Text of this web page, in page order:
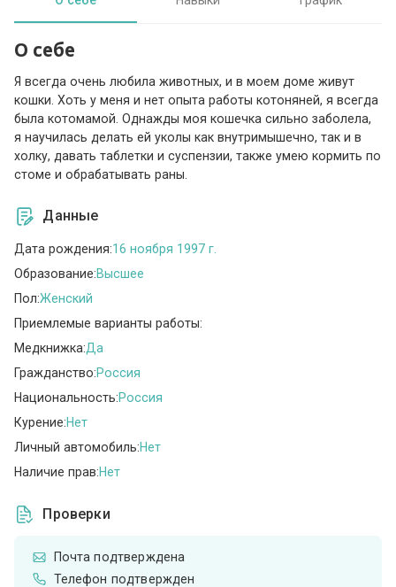
О себе
Я всегда очень любила животных, и в моем доме живут
кошки. Хоть у меня и нет опыта работы котоняней, я всегда
была котомамой. Однажды моя кошечка сильно заболела,
я научилась делать ей уколы как внутримышечно, так и в
холку, давать таблетки и суспензии, также умею кормить по
стоме и обрабатывать раны.
Данные
Дата рождения:16 ноября 1997 г.
Образование:Высшее
Пол:Женский
Приемлемые варианты работы:
Медкнижка:Да
Гражданство:Россия
Национальность:Россия
Курение:Нет
Личный автомобиль:Нет
Наличие прав:Нет
Проверки
Почта подтверждена
Телефон подтвержден